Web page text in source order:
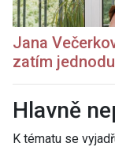
Jana Ve
zatím
Hlavně
K tématu se